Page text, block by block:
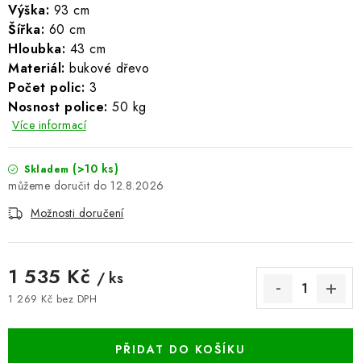
NAPIŠTE NÁM
KONTAKTY
BLOG
Kontakty Hodnocení obchodu
Odstoupení od kupní smlouvy
Obchodní a dodací podmínky
Cookies
Bezpečnostní certifikáty Moje objednávka
Výška: 93 cm
Šířka: 60 cm
Hloubka: 43 cm
Materiál: bukové dřevo
Počet polic: 3
Nosnost police: 50 kg
Více informací
Skladem (>10 ks)
12.8.2026
Možnosti doručení
1 535 Kč / ks
1 269 Kč bez DPH
PŘIDAT DO KOŠÍKU